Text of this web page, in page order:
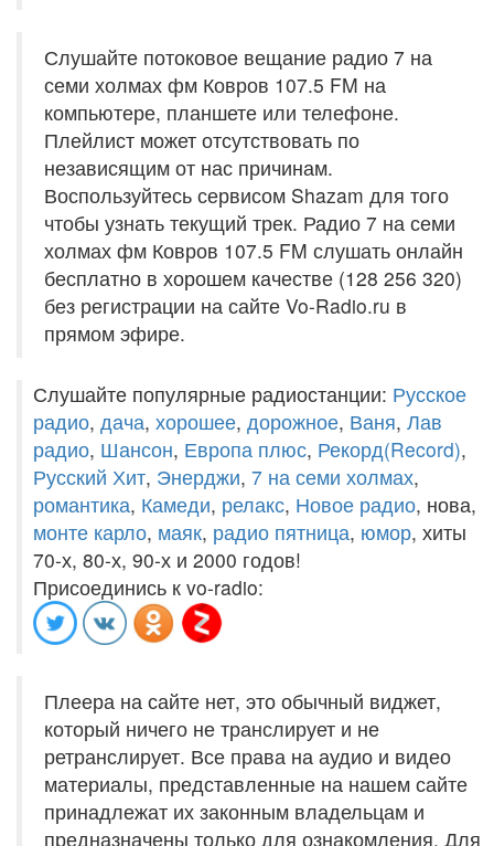
Слушайте потоковое вещание радио 7 на
семи холмах фм Ковров 107.5 FM на
компьютере, планшете или телефоне.
Плейлист может отсутствовать по
независящим от нас причинам.
Воспользуйтесь сервисом Shazam для того
чтобы узнать текущий трек. Радио 7 на семи
холмах фм Ковров 107.5 FM слушать онлайн
бесплатно в хорошем качестве (128 256 320)
без регистрации на сайте Vo-Radio.ru в
прямом эфире.
Слушайте популярные радиостанции: Русское
радио, дача, хорошее, дорожное, Ваня, Лав
радио, Шансон, Европа плюс, Рекорд(Record),
Русский Хит, Энерджи, 7 на семи холмах,
романтика, Камеди, релакс, Новое радио, нова,
монте карло, маяк, радио пятница, юмор, хиты
70-х, 80-х, 90-х и 2000 годов!
Присоединись к vo-radio:
Плеера на сайте нет, это обычный виджет,
который ничего не транслирует и не
ретранслирует. Все права на аудио и видео
материалы, представленные на нашем сайте
принадлежат их законным владельцам и
предназначены только для ознакомления. Для